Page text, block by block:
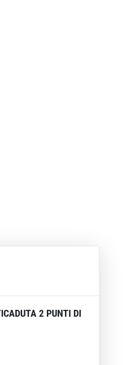
2 PUNTI DI